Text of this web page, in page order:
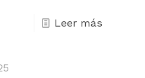
Leer más